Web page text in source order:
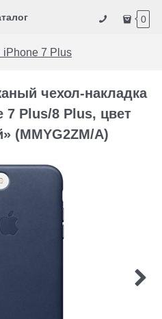
0
7 Plus
чехол-накладка
7 Plus/8 Plus, цвет
(MMYG2ZM/A)